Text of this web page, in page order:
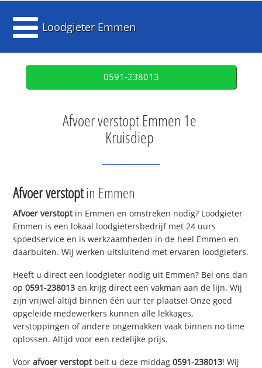
Loodgieter Emmen
0591-238013
Afvoer verstopt Emmen 1e
Kruisdiep
Afvoer verstoptin Emmen
Afvoer verstoptin Emmen en omstreken nodig? Loodgieter
Emmen is een lokaal loodgietersbedrijf met 24 uurs
spoedservice en is werkzaamheden in de heel Emmen en
daarbuiten. Wij werken uitsluitend met ervaren loodgieters.
Heeft u direct een loodgieter nodig uit Emmen? Bel ons dan
op0591-238013 en krijg direct een vakman aan de lijn. Wij
zijn vrijwel altijd binnen één uur ter plaatse! Onze goed
opgeleide medewerkers kunnen alle lekkages,
verstoppingen of andere ongemakken vaak binnen no time
oplossen. Altijd voor een redelijke prijs.
Voorafvoer verstoptbelt u deze middag0591-238013! Wij